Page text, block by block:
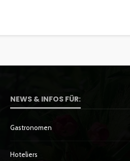
NEWS & INFOS FÜR:
Gastronomen
Hoteliers